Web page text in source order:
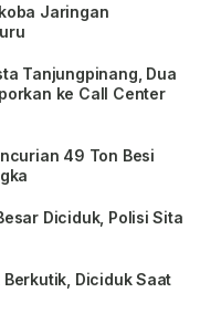
Jaringan
Tanjungpinang, Dua
ke Call Center
49 Ton Besi
Diciduk, Polisi Sita
Berkutik, Diciduk Saat